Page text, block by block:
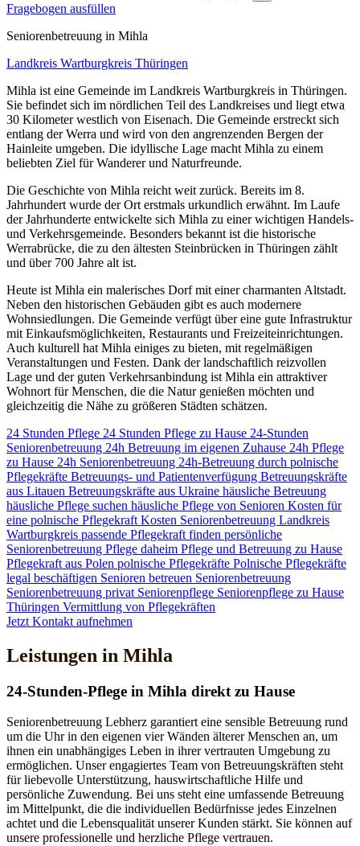
Fragebogen ausfüllen
Senioren­betreuung in Mihla
Landkreis Wartburgkreis Thüringen
Mihla ist eine Gemeinde im Landkreis Wartburgkreis in Thüringen.
Sie befindet sich im nördlichen Teil des Landkreises und liegt etwa
30 Kilometer westlich von Eisenach. Die Gemeinde erstreckt sich
entlang der Werra und wird von den angrenzenden Bergen der
Hainleite umgeben. Die idyllische Lage macht Mihla zu einem
beliebten Ziel für Wanderer und Naturfreunde.
Die Geschichte von Mihla reicht weit zurück. Bereits im 8.
Jahrhundert wurde der Ort erstmals urkundlich erwähnt. Im Laufe
der Jahrhunderte entwickelte sich Mihla zu einer wichtigen Handels-
und Verkehrsgemeinde. Besonders bekannt ist die historische
Werrabrücke, die zu den ältesten Steinbrücken in Thüringen zählt
und über 700 Jahre alt ist.
Heute ist Mihla ein malerisches Dorf mit einer charmanten Altstadt.
Neben den historischen Gebäuden gibt es auch modernere
Wohnsiedlungen. Die Gemeinde verfügt über eine gute Infrastruktur
mit Einkaufsmöglichkeiten, Restaurants und Freizeiteinrichtungen.
Auch kulturell hat Mihla einiges zu bieten, mit regelmäßigen
Veranstaltungen und Festen. Dank der landschaftlich reizvollen
Lage und der guten Verkehrsanbindung ist Mihla ein attraktiver
Wohnort für Menschen, die die Natur genießen möchten und
gleichzeitig die Nähe zu größeren Städten schätzen.
24 Stunden Pflege 24 Stunden Pflege zu Hause 24-Stunden
Seniorenbetreuung 24h Betreuung im eigenen Zuhause 24h Pflege
zu Hause 24h Seniorenbetreuung 24h-Betreuung durch polnische
Pflegekräfte Betreuungs- und Patientenverfügung Betreuungskräfte
aus Litauen Betreuungskräfte aus Ukraine häusliche Betreuung
häusliche Pflege suchen häusliche Pflege von Senioren Kosten für
eine polnische Pflegekraft Kosten Seniorenbetreuung Landkreis
Wartburgkreis passende Pflegekraft finden persönliche
Seniorenbetreuung Pflege daheim Pflege und Betreuung zu Hause
Pflegekraft aus Polen polnische Pflegekräfte Polnische Pflegekräfte
legal beschäftigen Senioren betreuen Seniorenbetreuung
Seniorenbetreuung privat Seniorenpflege Seniorenpflege zu Hause
Thüringen Vermittlung von Pflegekräften
Jetzt Kontakt aufnehmen
Leistungen in Mihla
24-Stunden-Pflege in Mihla direkt zu Hause
Seniorenbetreuung Lebherz garantiert eine sensible Betreuung rund
um die Uhr in den eigenen vier Wänden älterer Menschen an, um
ihnen ein unabhängiges Leben in ihrer vertrauten Umgebung zu
ermöglichen. Unser engagiertes Team von Betreuungskräften steht
für liebevolle Unterstützung, hauswirtschaftliche Hilfe und
persönliche Zuwendung. Bei uns steht eine umfassende Betreuung
im Mittelpunkt, die die individuellen Bedürfnisse jedes Einzelnen
achtet und die Lebensqualität unserer Kunden stärkt. Sie können auf
unsere professionelle und herzliche Pflege vertrauen.